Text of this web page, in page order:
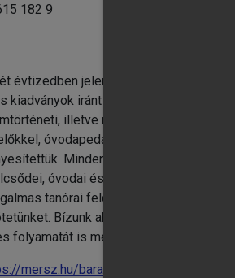
182 9
évtizedben jelentős élénkülés
kiadványok iránt nemcsak az
illetve módszertani
óvodapedagógusokkal,
Mindenekelőtt a kortárs
óvodai és iskolai nevelésbe.
tanórai feldolgozásához.
Bízunk abban, hogy a
folyamatát is megmutatja.
mersz.hu/baranyai-gesztelyi-olbeli-